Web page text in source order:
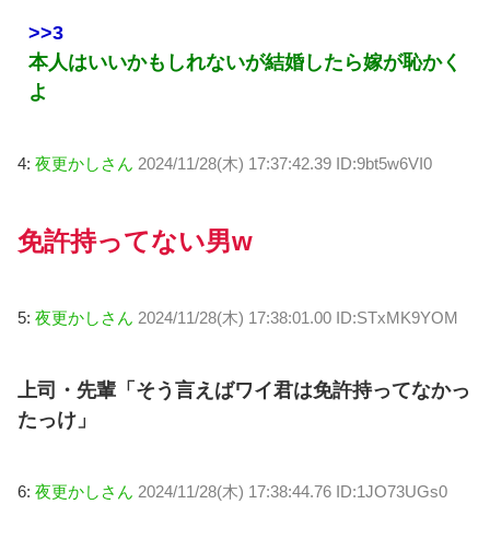
>>3
本人はいいかもしれないが結婚したら嫁が恥かく
よ
4: 夜更かしさん 2024/11/28(木) 17:37:42.39 ID:9bt5w6VI0
免許持ってない男w
5: 夜更かしさん 2024/11/28(木) 17:38:01.00 ID:STxMK9YOM
上司・先輩「そう言えばワイ君は免許持ってなかっ
たっけ」
6: 夜更かしさん 2024/11/28(木) 17:38:44.76 ID:1JO73UGs0